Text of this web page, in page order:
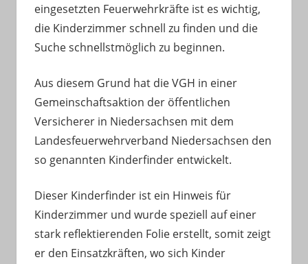
eingesetzten Feuerwehrkräfte ist es wichtig,
die Kinderzimmer schnell zu finden und die
Suche schnellstmöglich zu beginnen.
Aus diesem Grund hat die VGH in einer
Gemeinschaftsaktion der öffentlichen
Versicherer in Niedersachsen mit dem
Landesfeuerwehrverband Niedersachsen den
so genannten Kinderfinder entwickelt.
Dieser Kinderfinder ist ein Hinweis für
Kinderzimmer und wurde speziell auf einer
stark reflektierenden Folie erstellt, somit zeigt
er den Einsatzkräften, wo sich Kinder